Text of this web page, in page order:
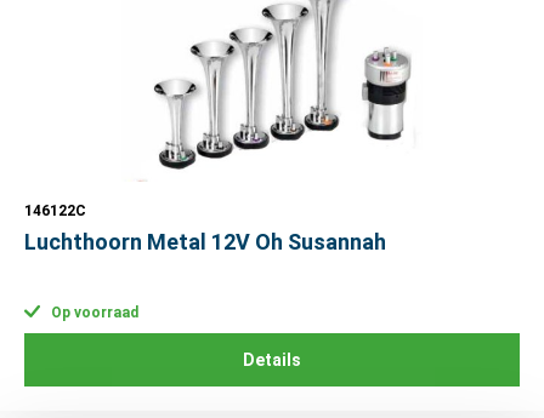
146122C
Luchthoorn Metal 12V Oh Susannah
Op voorraad
Details